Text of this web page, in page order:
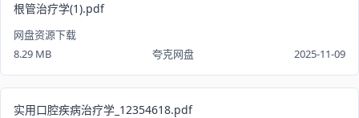
根管治疗学(1).pdf
网盘资源下载
8.29 MB
夸克网盘 2025-11-09
实用口腔疾病治疗学_12354618.pdf